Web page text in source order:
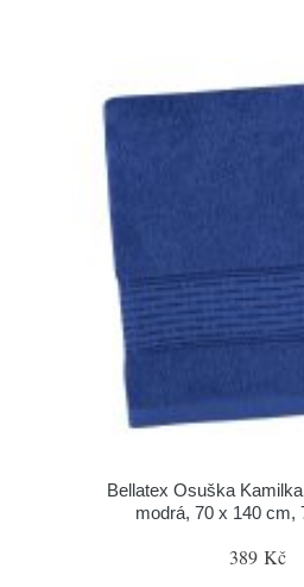
Bellatex Osuška
modrá, 70 x 140 cm,
389 Kč